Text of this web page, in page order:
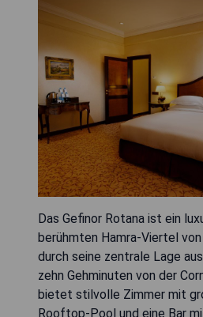
Das Gefinor Rotana ist ein
berühmten Hamra-Viertel
durch seine zentrale Lage
zehn Gehminuten von der
bietet stilvolle Zimmer mit
Rooftop-Pool und eine Bar